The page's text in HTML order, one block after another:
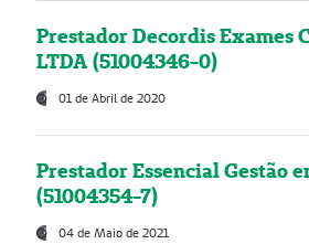
Prestador Decordis Exames
LTDA (51004346-0)
01 de Abril de 2020
Prestador Essencial Gestão
(51004354-7)
04 de Maio de 2021